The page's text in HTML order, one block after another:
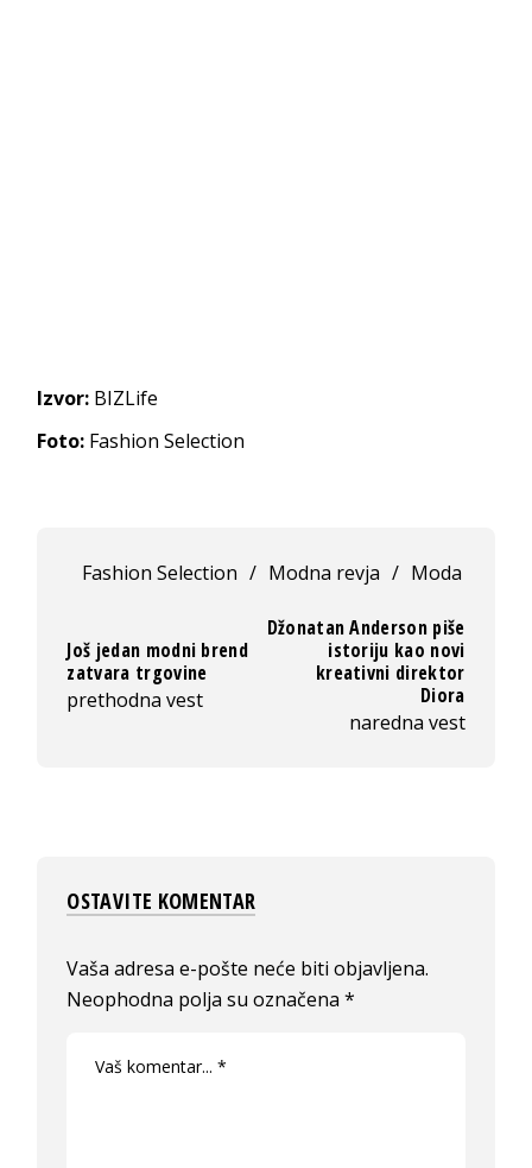
Izvor: BIZLife
Foto: Fashion Selection
Fashion Selection / Modna revja / Moda
Još jedan modni brend
zatvara trgovine
prethodna vest
Džonatan Anderson piše
istoriju kao novi
kreativni direktor
Diora
naredna vest
OSTAVITE KOMENTAR
Vaša adresa e-pošte neće biti objavljena.
Neophodna polja su označena*